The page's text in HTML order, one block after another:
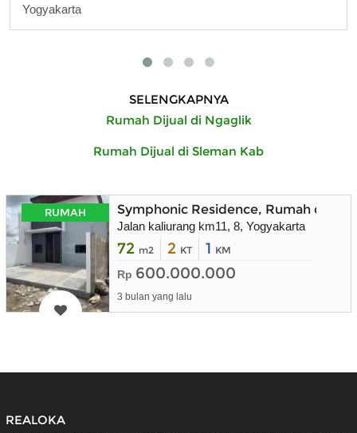
Yogyakarta
SELENGKAPNYA
Rumah Dijual di Ngaglik
Rumah Dijual di Sleman Kab
RUMAH Symphonic Residence, Rumah dekat
Jalan kaliurang km11, 8, Yogyakarta
72 m2 2 KT 1 KM
Rp 600.000.000
3 bulan yang lalu
REALOKA